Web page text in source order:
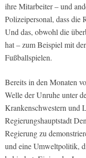
ihre Mitarbeiter – und
Polizeipersonal, dass die
Und das, obwohl die
hat – zum Beispiel mit
Fußballspielen.
Bereits in den Monaten
Welle der Unruhe unter
Krankenschwestern und
Regierungshauptstadt
Regierung zu
und eine Umweltpolitik,